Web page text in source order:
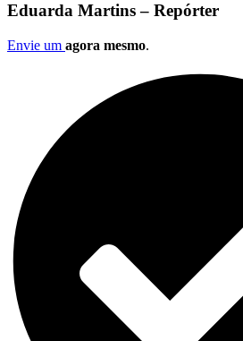
Eduarda Martins – Repórter
Envie um agora mesmo.